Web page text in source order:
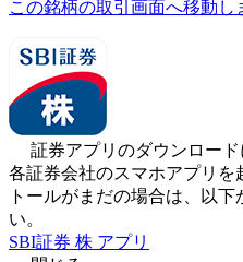
この銘柄の取引画面へ移動し
証券アプリのダウンロード
各証券会社のスマホアプリを
トールがまだの場合は、以
い。
SBI証券 株 アプリ